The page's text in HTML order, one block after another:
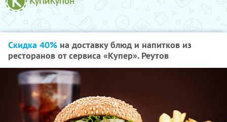
Скидка 40% на доставку блюд и напитков из
ресторанов от сервиса «Купер». Реутов